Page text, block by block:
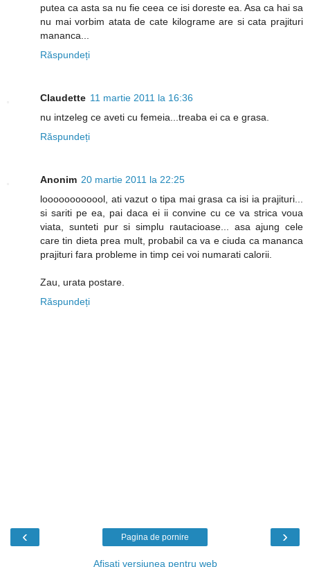
putea ca asta sa nu fie ceea ce isi doreste ea. Asa ca hai sa
nu mai vorbim atata de cate kilograme are si cata prajituri
mananca...
Răspundeți
Claudette 11 martie 2011 la 16:36
nu intzeleg ce aveti cu femeia...treaba ei ca e grasa.
Răspundeți
Anonim 20 martie 2011 la 22:25
loooooooooool, ati vazut o tipa mai grasa ca isi ia prajituri...
si sariti pe ea, pai daca ei ii convine cu ce va strica voua
viata, sunteti pur si simplu rautacioase... asa ajung cele
care tin dieta prea mult, probabil ca va e ciuda ca mananca
prajituri fara probleme in timp cei voi numarati calorii.
Zau, urata postare.
Răspundeți
‹ ›
Pagina de pornire
Afișați versiunea pentru web